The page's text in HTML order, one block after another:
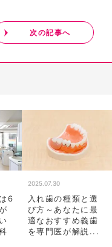
次の記事へ
6
2025.07.30
入れ歯の種類と選
び方～あなたに最
適なおすすめ義歯
を専門医が解説...